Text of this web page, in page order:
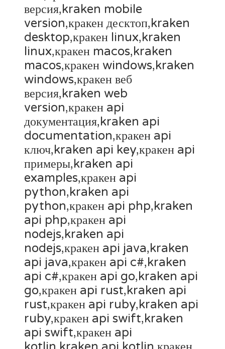
версия,kraken mobile
version,кракен десктоп,kraken
desktop,кракен linux,kraken
linux,кракен macos,kraken
macos,кракен windows,kraken
windows,кракен веб
версия,kraken web
version,кракен api
документация,kraken api
documentation,кракен api
ключ,kraken api key,кракен api
примеры,kraken api
examples,кракен api
python,kraken api
python,кракен api php,kraken
api php,кракен api
nodejs,kraken api
nodejs,кракен api java,kraken
api java,кракен api c#,kraken
api c#,кракен api go,kraken api
go,кракен api rust,kraken api
rust,кракен api ruby,kraken api
ruby,кракен api swift,kraken
api swift,кракен api